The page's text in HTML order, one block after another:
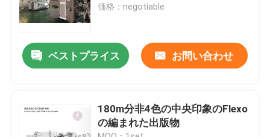
引用を要求しなさい
フィルムの膨らんだ機械
LDPEの膨らんだフィルム機械
価格：negotiable
ベストプライス お問い合わせ
180m分非4色の中央印象のFlexo
の編まれた出版物